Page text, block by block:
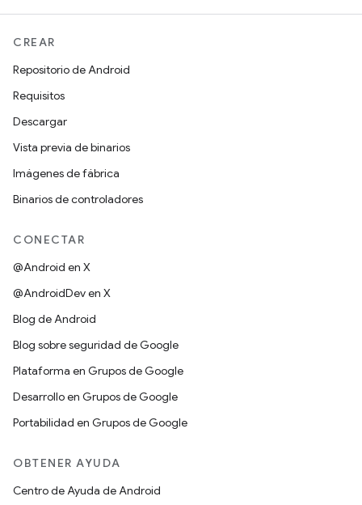
CREAR
Repositorio de Android
Requisitos
Descargar
Vista previa de binarios
Imágenes de fábrica
Binarios de controladores
CONECTAR
@Android en X
@AndroidDev en X
Blog de Android
Blog sobre seguridad de Google
Plataforma en Grupos de Google
Desarrollo en Grupos de Google
Portabilidad en Grupos de Google
OBTENER AYUDA
Centro de Ayuda de Android